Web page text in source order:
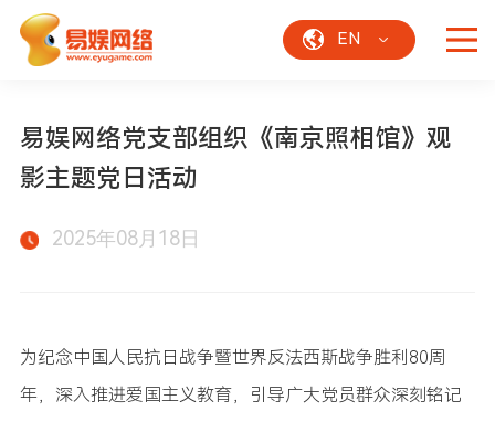
EN
易娱网络党支部组织《南京照相馆》观
影主题党日活动
2025年08月18日
为纪念中国人民抗日战争暨世界反法西斯战争胜利80周
年，深入推进爱国主义教育，引导广大党员群众深刻铭记